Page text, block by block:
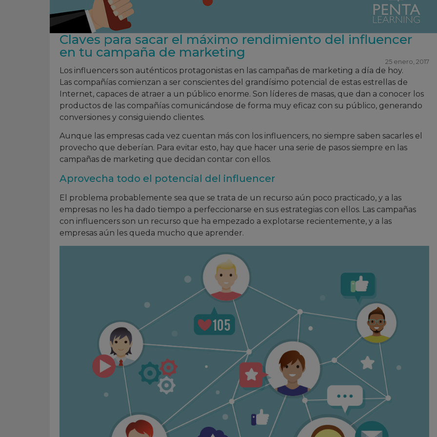
Claves para sacar el máximo rendimiento del influencer
en tu campaña de marketing
25 enero, 2017
Los influencers son auténticos protagonistas en las campañas de marketing a día de hoy.
Las compañías comienzan a ser conscientes del grandísimo potencial de estas estrellas de
Internet, capaces de atraer a un público enorme. Son líderes de masas, que dan a conocer los
productos de las compañías comunicándose de forma muy eficaz con su público, generando
conversiones y consiguiendo clientes.
Aunque las empresas cada vez cuentan más con los influencers, no siempre saben sacarles el
provecho que deberían. Para evitar esto, hay que hacer una serie de pasos siempre en las
campañas de marketing que decidan contar con ellos.
Aprovecha todo el potencial del influencer
El problema probablemente sea que se trata de un recurso aún poco practicado, y a las
empresas no les ha dado tiempo a perfeccionarse en sus estrategias con ellos. Las campañas
con influencers son un recurso que ha empezado a explotarse recientemente, y a las
empresas aún les queda mucho que aprender.